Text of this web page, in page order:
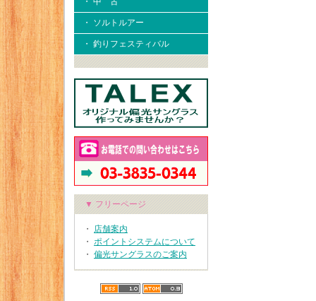
・ ソルトルアー
・ 釣りフェスティバル
▼ フリーページ
・ 店舗案内
・ ポイントシステムについて
・ 偏光サングラスのご案内